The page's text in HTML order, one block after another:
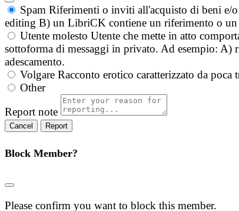
Spam Riferimenti o inviti all'acquisto di beni e/
editing B) un LibriCK contiene un riferimento o
Utente molesto Utente che mette in atto
sottoforma di messaggi in privato. Ad esempio:
adescamento.
Volgare Racconto erotico caratterizzato da
Other
Report note
Report
Block Member?
Please confirm you want to block this member.